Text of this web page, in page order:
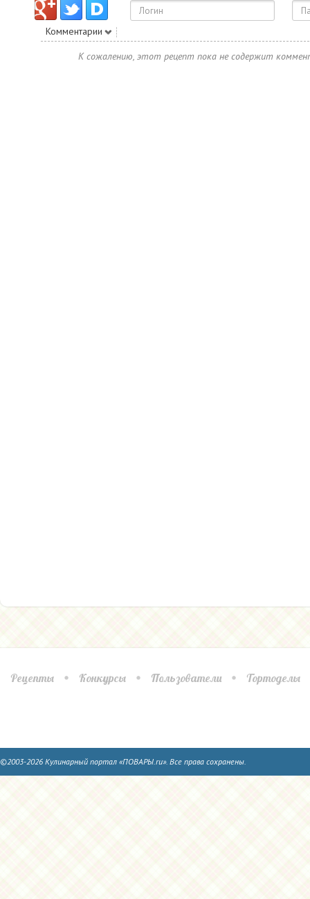
Комментарии
К сожалению, этот рецепт пока не содержит
Рецепты Конкурсы Пользователи Тортоделы
©2003-2026 Кулинарный портал «ПОВАРЫ.ru». Все права сохранены.